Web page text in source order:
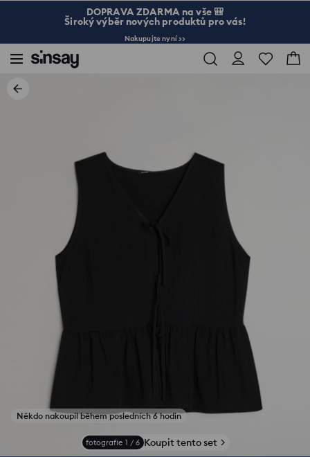
DOPRAVA ZDARMA na vše 🎒
Široký výběr nových produktů pro vás!
Nakupujte nyní >>
Někdo nakoupil během posledních 6 hodin
fotografie 1 / 6 Koupit tento set